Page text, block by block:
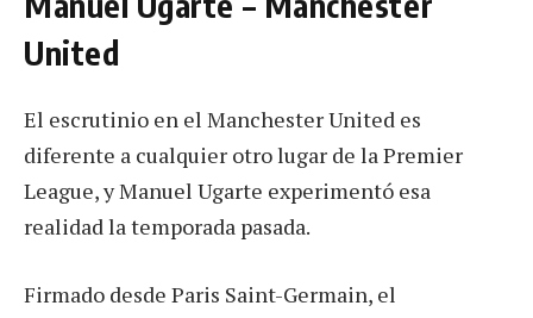
United
El escrutinio en el Manchester United es
diferente a cualquier otro lugar de la Premier
League, y Manuel Ugarte experimentó esa
realidad la temporada pasada.
Firmado desde Paris Saint-Germain, el